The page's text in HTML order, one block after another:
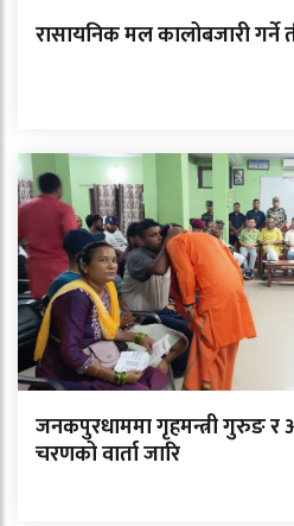
रासायनिक मल कालोबजारी गर्ने
जनकपुरधाममा गृहमन्त्री गुरुङ र
चरणको वार्ता जारि